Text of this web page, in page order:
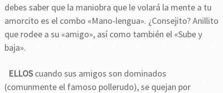
debes saber que la maniobra que le volará la mente a tu
amorcito es el combo «Mano-lengua». ¿Consejito? Anillito
que rodee a su «amigo», así como también el «Sube y
baja».
ELLOScuando sus amigos son dominados
(comunmente el famoso pollerudo), se quejan por